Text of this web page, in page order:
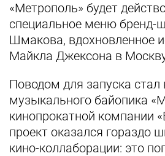
«Метрополь» будет
специальное меню бренд-
Шмакова, вдохновленное
Майкла Джексона в
Поводом для запуска стал
музыкального байопика
кинопрокатной компании
проект оказался гораздо
кино-коллаборации: это